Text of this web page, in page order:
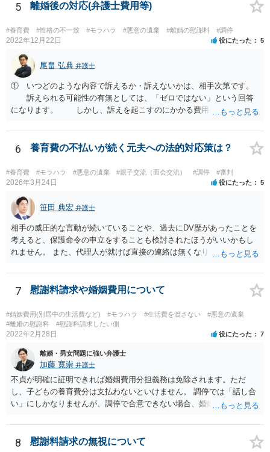
5 離婚後の対応(弁護士費用等)
#養育費 #性格の不一致 #モラハラ #悪意の遺棄 #離婚の慰謝料 #調停
2022年12月22日 役にたった 5
尾畠 弘典 弁護士
① いつどのような内容で訴えるか・訴えないかは、相手次第です。
訴えられる可能性の有無としては、「ゼロではない」という回答
になります。 しかし、訴えを起こすのにかかる費用や手間を考え
能力がない状況で作成した場合などは、無効になったり取り消された
りする可能性があります。しかし、法的には無効や取消しを主張する
や取消しとなるような事情はないと思われます。 ③ 公正証書を作成
するには、公正証書を作成すること自体の双方の合意と相互の協力
（作成のためには双方日程を調整して公証役場に同時に赴く必要があ
ります）と、合意内容について双方の了承が必要です。 現状では相
手方と合意を経るのは、難しいのではないでしょうか。 作成済みの
協議書に記載された養育費の金額が法的にみて低すぎる場合は、養育
費増額を求める調停を提起するのがお勧めです。 調停で話し合いが
まとまらなければ、審判といって、それぞれの収入をもとに裁判所が
押えが考えられます。）することが可能です。 作成済みの協議書
行することができないという状況です。 ④ まず、現状からすれば公
正証書の作成の依頼ではなく、依頼を受けるとすれば養育費増額の調
停だと思います。 弁護士費用は自由化されており、弁護士ごとに
異なりますが、依頼時に２０～３０万円程度、増額が実現できた場合
には増額できた金額の●％という形で報酬を設定している場合が多いと
思います。 調停や審判によって、養育費が現状と比べて増減額し
得るのは③で説明したとおりです。 ⑤ 養育費の増額を求めることが
できる可能性があるのは③で説明したとおりです。 違反の内容次
第ではありますが、迷惑行為の停止を求めたり、賠償を求める訴訟と
いうものも、一応考えられないではありません。 ただし、訴訟を
起こすにも相応の費用と時間がかかります。 たとえば養育費の増
額調停を依頼して、併せて弁護士から相手に迷惑行為をやめるよう通
6 養育費の不払いが続く元夫への法的対応策は？
#養育費 #モラハラ #悪意の遺棄 #親子交流（面会交流） #調停 #審判
2026年3月24日 役にたった 5
笹田 典宏 弁護士
相手の威圧的な言動が続いていることや、過去にDV歴があったことを
考えると、保護命令の申立をすることも検討されたほうがいいかもし
れません。 また、代理人が就けば直接の連絡は無くなりますので、ご
やりとりが相当ご心労になっていると見受けられますので、一度弁護
士や行政の相談窓口にご相談されることをお勧め致します。
7 慰謝料請求や婚姻費用について
#婚姻費用(別居中の生活費など) #モラハラ #生活費を渡さない
#悪意の遺棄
#離婚の慰謝料
#慰謝料請求したい側
2022年2月28日 役にたった 7
離婚・男女問題に強い弁護士
加藤 寛崇 弁護士
不貞が明確に証明できれば婚姻費用分担義務は免除されます。ただ
し、子どもの養育費分は支払わないといけません。 調停では「話し合
い」にしかなりませんが、調停で合意できない場合、婚姻費用につい
いといけません。 慰謝料は調停では相手が応じないと決められないの
で、訴訟を起こした裁判でしか（合意できない限り）請求できませ
8 慰謝料請求の無視について